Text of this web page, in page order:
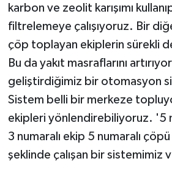
karbon ve zeolit karışımı
filtrelemeye çalışıyoruz. Bir
çöp toplayan ekiplerin sürekli
Bu da yakıt masraflarını
geliştirdiğimiz bir otomasyon
Sistem belli bir merkeze
ekipleri yönlendirebiliyoruz. '5
3 numaralı ekip 5 numaralı
şeklinde çalışan bir sistemimiz